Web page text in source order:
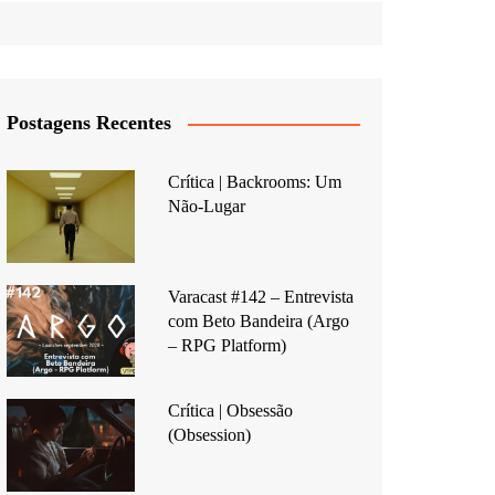
Postagens Recentes
Crítica | Backrooms: Um
Não-Lugar
Varacast #142 – Entrevista
com Beto Bandeira (Argo
– RPG Platform)
Crítica | Obsessão
(Obsession)